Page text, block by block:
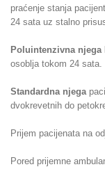
praćenje stanja
24 sata uz stalno
Poluintenzivna njega
osoblja tokom 24 sata.
Standardna njega
dvokrevetnih do
Prijem pacijenata na
Pored prijemne